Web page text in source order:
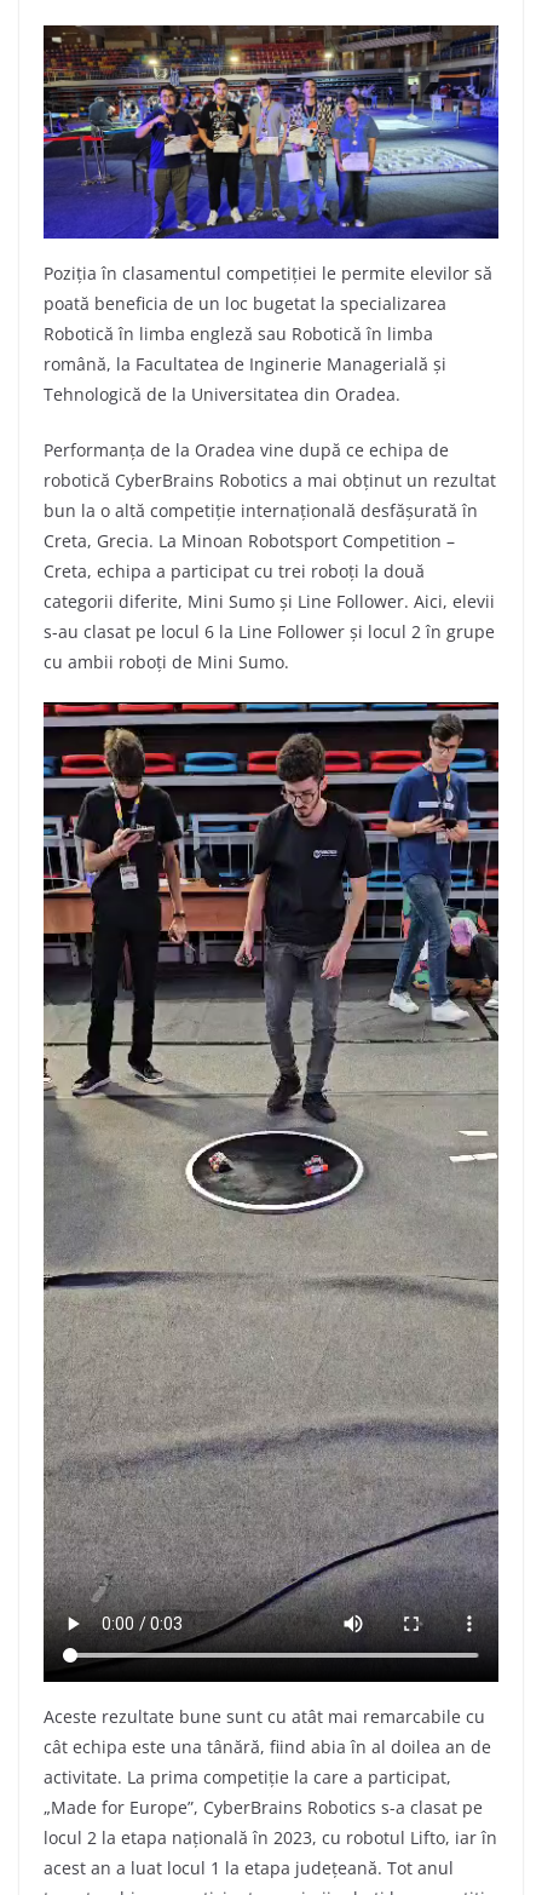
Poziția în clasamentul competiției le permite elevilor să
poată beneficia de un loc bugetat la specializarea
Robotică în limba engleză sau Robotică în limba
română, la Facultatea de Inginerie Managerială și
Tehnologică de la Universitatea din Oradea.
Performanța de la Oradea vine după ce echipa de
robotică CyberBrains Robotics a mai obținut un rezultat
bun la o altă competiție internațională desfășurată în
Creta, Grecia. La Minoan Robotsport Competition –
Creta, echipa a participat cu trei roboți la două
categorii diferite, Mini Sumo și Line Follower. Aici, elevii
s-au clasat pe locul 6 la Line Follower și locul 2 în grupe
cu ambii roboți de Mini Sumo.
Aceste rezultate bune sunt cu atât mai remarcabile cu
cât echipa este una tânără, fiind abia în al doilea an de
activitate. La prima competiție la care a participat,
„Made for Europe”, CyberBrains Robotics s-a clasat pe
locul 2 la etapa națională în 2023, cu robotul Lifto, iar în
acest an a luat locul 1 la etapa județeană. Tot anul